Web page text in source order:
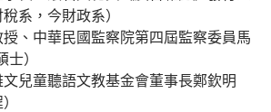
系，今財政系）
、中華民國監察院第四屆監察委員馬
）
兒童聽語文教基金會董事長鄭欽明